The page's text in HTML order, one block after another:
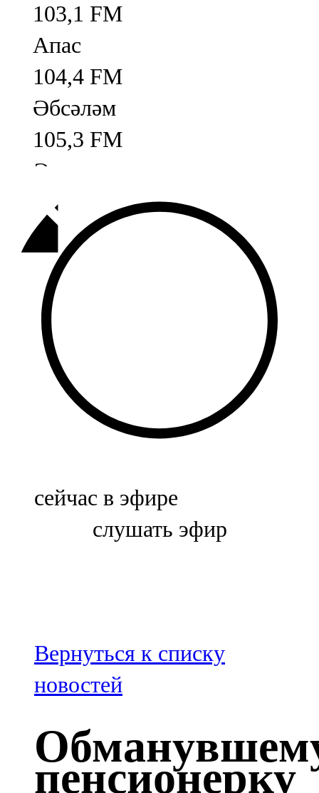
103,1 FM
Апас
104,4 FM
Әбсәләм
105,3 FM
Әлмәт
92,9 FM
Базарлы матак
107,1 FM
Балык бистәсе
104,9 FM
Баулы
107,5 FM
Биләр
Болгар
100,3 FM
Зәй
106,6 FM
Кадыбаш
105,2 FM
сейчас в эфире
слушать эфир
Вернуться к списку
новостей
пенсионерку